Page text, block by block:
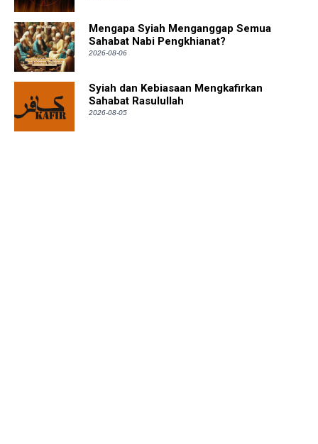
Mengapa Syiah Menganggap Semua
Sahabat Nabi Pengkhianat?
2026-08-06
Syiah dan Kebiasaan Mengkafirkan
Sahabat Rasulullah
2026-08-05